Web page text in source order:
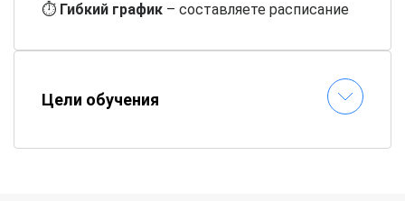
⏱ Гибкий график – составляете расписание
📝Онлайн-тестирование– сдавайте
✉Быстрая выдача документов
Цели обучения